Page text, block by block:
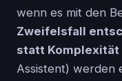
wenn es mit den
Zweifelsfall
statt Komplexität
Assistent) werden